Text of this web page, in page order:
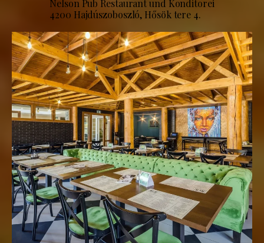
Nelson Pub Restaurant und Konditorei
4200 Hajdúszoboszló, Hősök tere 4.